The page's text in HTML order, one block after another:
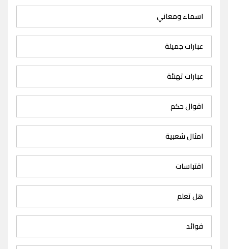
اسماء ومعاني
عبارات جميلة
عبارات تهنئة
اقوال حكم
امثال شعبية
اقتباسات
هل تعلم
فوائد